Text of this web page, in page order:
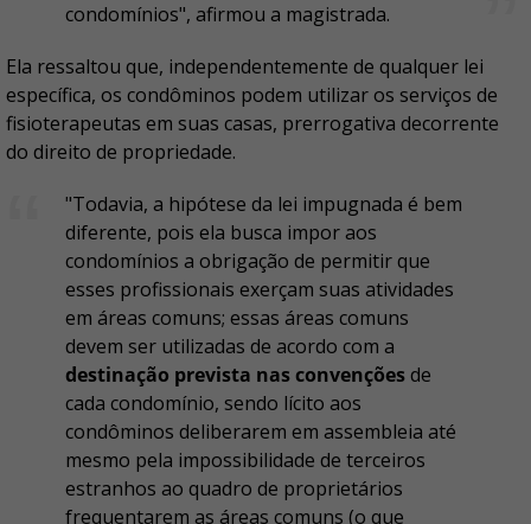
condomínios", afirmou a magistrada.
Ela ressaltou que, independentemente de qualquer lei
específica, os condôminos podem utilizar os serviços de
fisioterapeutas em suas casas, prerrogativa decorrente
do direito de propriedade.
"Todavia, a hipótese da lei impugnada é bem
diferente, pois ela busca impor aos
condomínios a obrigação de permitir que
esses profissionais exerçam suas atividades
em áreas comuns; essas áreas comuns
devem ser utilizadas de acordo com a
destinação prevista nas convençõesde
cada condomínio, sendo lícito aos
condôminos deliberarem em assembleia até
mesmo pela impossibilidade de terceiros
estranhos ao quadro de proprietários
frequentarem as áreas comuns (o que